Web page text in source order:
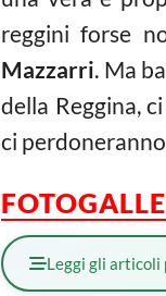
reggini forse
Mazzarri. Ma
della Reggina,
ci
Leggi gli articoli